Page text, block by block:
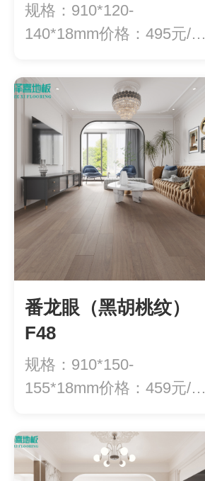
规格：910*120-
140*18mm价格：495元/平
番龙眼（黑胡桃纹）
F48
规格：910*150-
155*18mm价格：459元/平